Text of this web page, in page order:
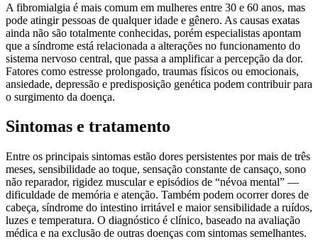
A fibromialgia é mais comum em mulheres entre 30 e 60 anos, mas
pode atingir pessoas de qualquer idade e gênero. As causas exatas
ainda não são totalmente conhecidas, porém especialistas apontam
que a síndrome está relacionada a alterações no funcionamento do
sistema nervoso central, que passa a amplificar a percepção da dor.
Fatores como estresse prolongado, traumas físicos ou emocionais,
ansiedade, depressão e predisposição genética podem contribuir para
o surgimento da doença.
Sintomas e tratamento
Entre os principais sintomas estão dores persistentes por mais de três
meses, sensibilidade ao toque, sensação constante de cansaço, sono
não reparador, rigidez muscular e episódios de “névoa mental” —
dificuldade de memória e atenção. Também podem ocorrer dores de
cabeça, síndrome do intestino irritável e maior sensibilidade a ruídos,
luzes e temperatura. O diagnóstico é clínico, baseado na avaliação
médica e na exclusão de outras doenças com sintomas semelhantes.